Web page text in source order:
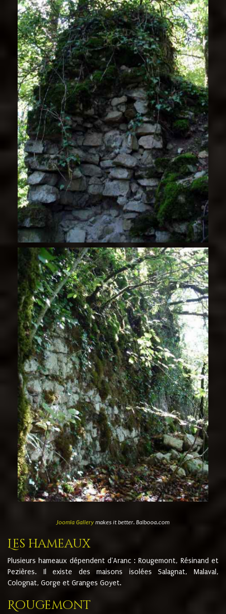
Joomla Gallerymakes it better. Balbooa.com
Les hameaux
Plusieurs hameaux dépendent d'Aranc : Rougemont, Résinand et
Pezières. Il existe des maisons isolées Salagnat, Malaval,
Colognat, Gorge et Granges Goyet.
Rougemont